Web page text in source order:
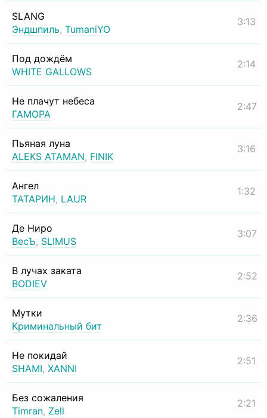
SLANG
Эндшпиль, TumaniYO
3:13
Под дождём
WHITE GALLOWS
2:14
Не плачут небеса
ГАМОРА
2:47
Пьяная луна
ALEKS ATAMAN, FINIK
3:16
Ангел
ТАТАРИН, LAUR
1:32
Де Ниро
ВесЪ, SLIMUS
3:07
В лучах заката
BODIEV
2:52
Мутки
Криминальный бит
2:36
Не покидай
SHAMI, XANNI
2:51
Без сожаления
Timran, Zell
2:21